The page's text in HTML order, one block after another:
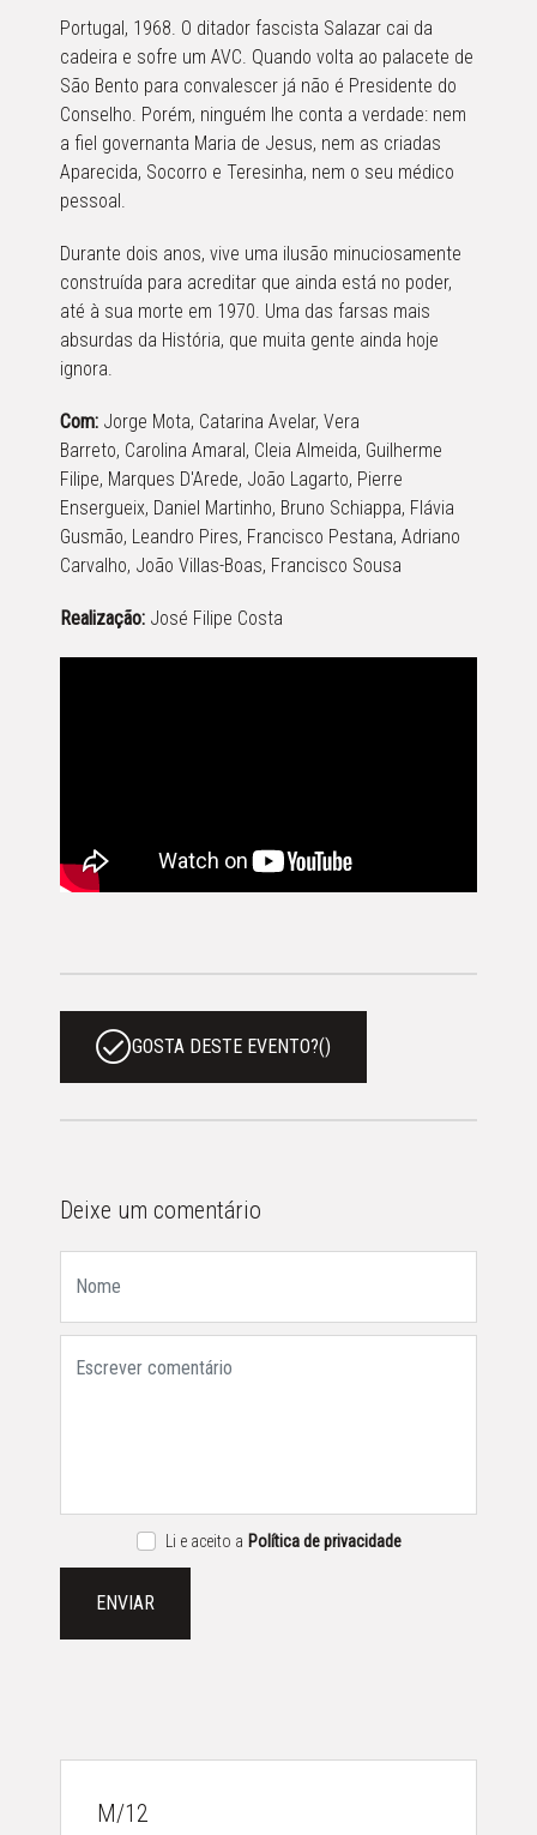
Portugal, 1968. O ditador fascista Salazar cai da
cadeira e sofre um AVC. Quando volta ao palacete de
São Bento para convalescer já não é Presidente do
Conselho. Porém, ninguém lhe conta a verdade: nem
a fiel governanta Maria de Jesus, nem as criadas
Aparecida, Socorro e Teresinha, nem o seu médico
pessoal.
Durante dois anos, vive uma ilusão minuciosamente
construída para acreditar que ainda está no poder,
até à sua morte em 1970. Uma das farsas mais
absurdas da História, que muita gente ainda hoje
ignora.
Com: Jorge Mota, Catarina Avelar, Vera
Barreto, Carolina Amaral, Cleia Almeida, Guilherme
Filipe, Marques D'Arede, João Lagarto, Pierre
Ensergueix, Daniel Martinho, Bruno Schiappa, Flávia
Gusmão, Leandro Pires, Francisco Pestana, Adriano
Carvalho, João Villas-Boas, Francisco Sousa
Realização: José Filipe Costa
GOSTA DESTE EVENTO?()
Deixe um comentário
Li e aceito a Política de privacidade
ENVIAR
M/12